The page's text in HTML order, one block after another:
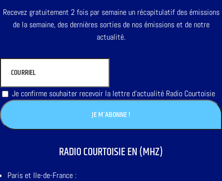
Recevez gratuitement 2 fois par semaine un récapitulatif des émissions
de la semaine, des dernières sorties de nos émissions et de notre
actualité.
Je confirme souhaiter recevoir la lettre d'actualité Radio Courtoisie
RADIO COURTOISIE EN (MHZ)
Paris et Ile-de-France :